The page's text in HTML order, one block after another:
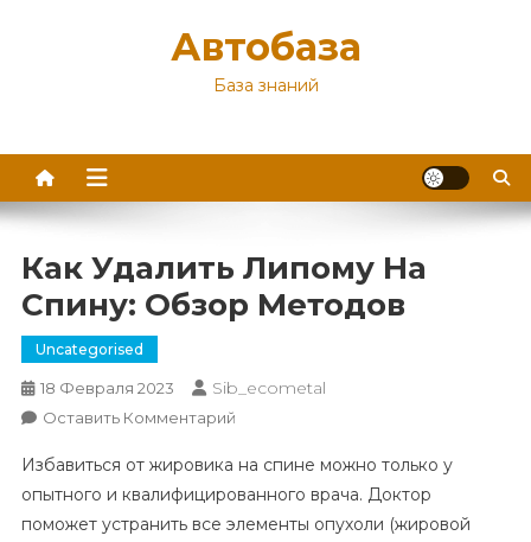
Автобаза
База знаний
Как Удалить Липому На
Спину: Обзор Методов
Uncategorised
18 Февраля 2023 Sib_ecometal
Оставить КомментарийК
Удалить
Липому
На
Избавиться от жировика на спине можно только у
опытного и квалифицированного врача. Доктор
поможет устранить все элементы опухоли (жировой